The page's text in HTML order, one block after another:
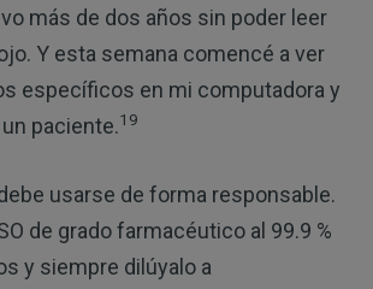
más de dos años sin poder leer
Y esta semana comencé a ver
específicos en mi computadora y
paciente.19
usarse de forma responsable.
de grado farmacéutico al 99.9 %
y siempre dilúyalo a